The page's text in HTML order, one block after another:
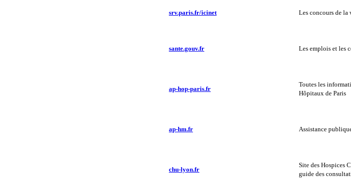
srv.paris.fr/icinet Les concours de la
sante.gouv.fr Les emplois et les
ap-hop-paris.fr
Toutes les
Hôpitaux de Paris
ap-hm.fr Assistance
chu-lyon.fr
Site des Hospices
guide des